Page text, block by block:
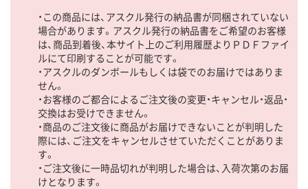
・この商品には、アスクル発行の納品書が同梱されていない
場合があります。アスクル発行の納品書をご希望のお客様
は、商品到着後、本サイト上のご利用履歴よりＰＤＦファイ
ルにて印刷することが可能です。
・アスクルのダンボールもしくは袋でのお届けではありま
せん。
・お客様のご都合によるご注文後の変更・キャンセル・返品・
交換はお受けできません。
・商品のご注文後に商品がお届けできないことが判明した
際には、ご注文をキャンセルさせていただくことがありま
す。
・ご注文後に一時品切れが判明した場合は、入荷次第のお届
けとなります。